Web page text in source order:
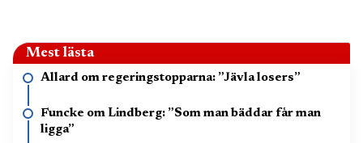
Mest lästa
Allard om regeringstopparna: ”Jävla losers”
Funcke om Lindberg: ”Som man bäddar får man
ligga”